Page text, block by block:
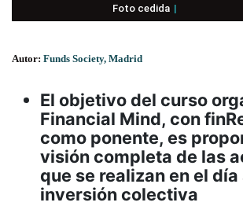
Foto cedida
Autor: Funds Society, Madrid
El objetivo del curso
Financial Mind, con
como ponente, es
visión completa de las
que se realizan en el día
inversión colectiva